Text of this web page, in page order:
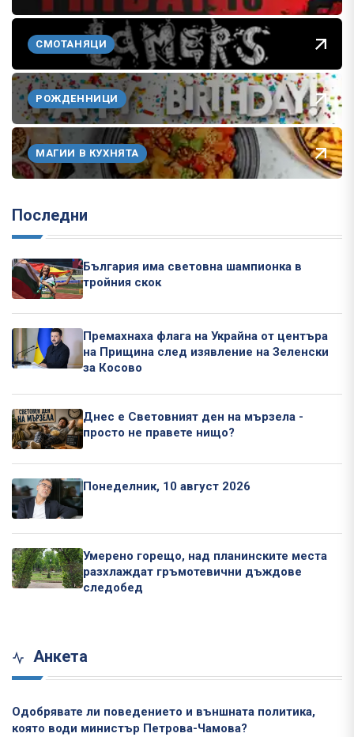
СМОТАНЯЦИ
РОЖДЕННИЦИ
МАГИИ В КУХНЯТА
Последни
България има световна шампионка в
тройния скок
Премахнаха флага на Украйна от центъра
на Прищина след изявление на Зеленски
за Косово
Днес е Световният ден на мързела -
просто не правете нищо?
Понеделник, 10 август 2026
Умерено горещо, над планинските места
разхлаждат гръмотевични дъждове
следобед
Анкета
Одобрявате ли поведението и външната политика,
която води министър Петрова-Чамова?